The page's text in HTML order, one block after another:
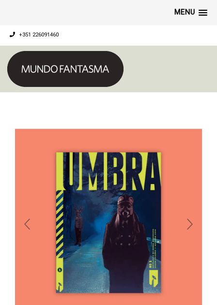
MENU
+351 226091460